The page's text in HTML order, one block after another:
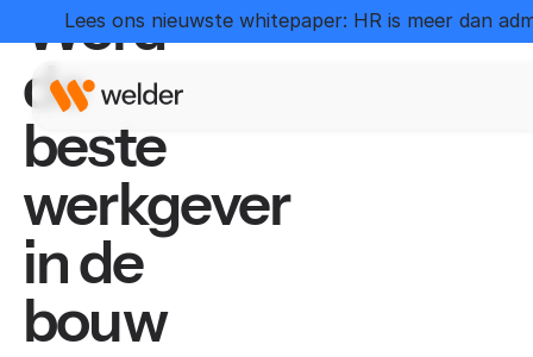
Lees ons nieuwste whitepaper: HR is meer dan
Word
de
beste
werkgever
in de
bouw